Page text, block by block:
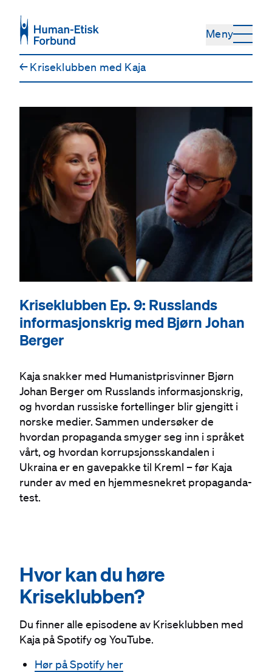
Meny
←Kriseklubben med Kaja
Kriseklubben Ep. 9: Russlands
informasjonskrig med Bjørn Johan
Berger
Kaja snakker med Humanistprisvinner Bjørn
Johan Berger om Russlands informasjonskrig,
og hvordan russiske fortellinger blir gjengitt i
norske medier. Sammen undersøker de
hvordan propaganda smyger seg inn i språket
vårt, og hvordan korrupsjonsskandalen i
Ukraina er en gavepakke til Kreml – før Kaja
runder av med en hjemmesnekret propaganda-
test.
#
Hvor kan du høre
Kriseklubben?
Du finner alle episodene av Kriseklubben med
Kaja på Spotify og YouTube.
Hør på Spotify her